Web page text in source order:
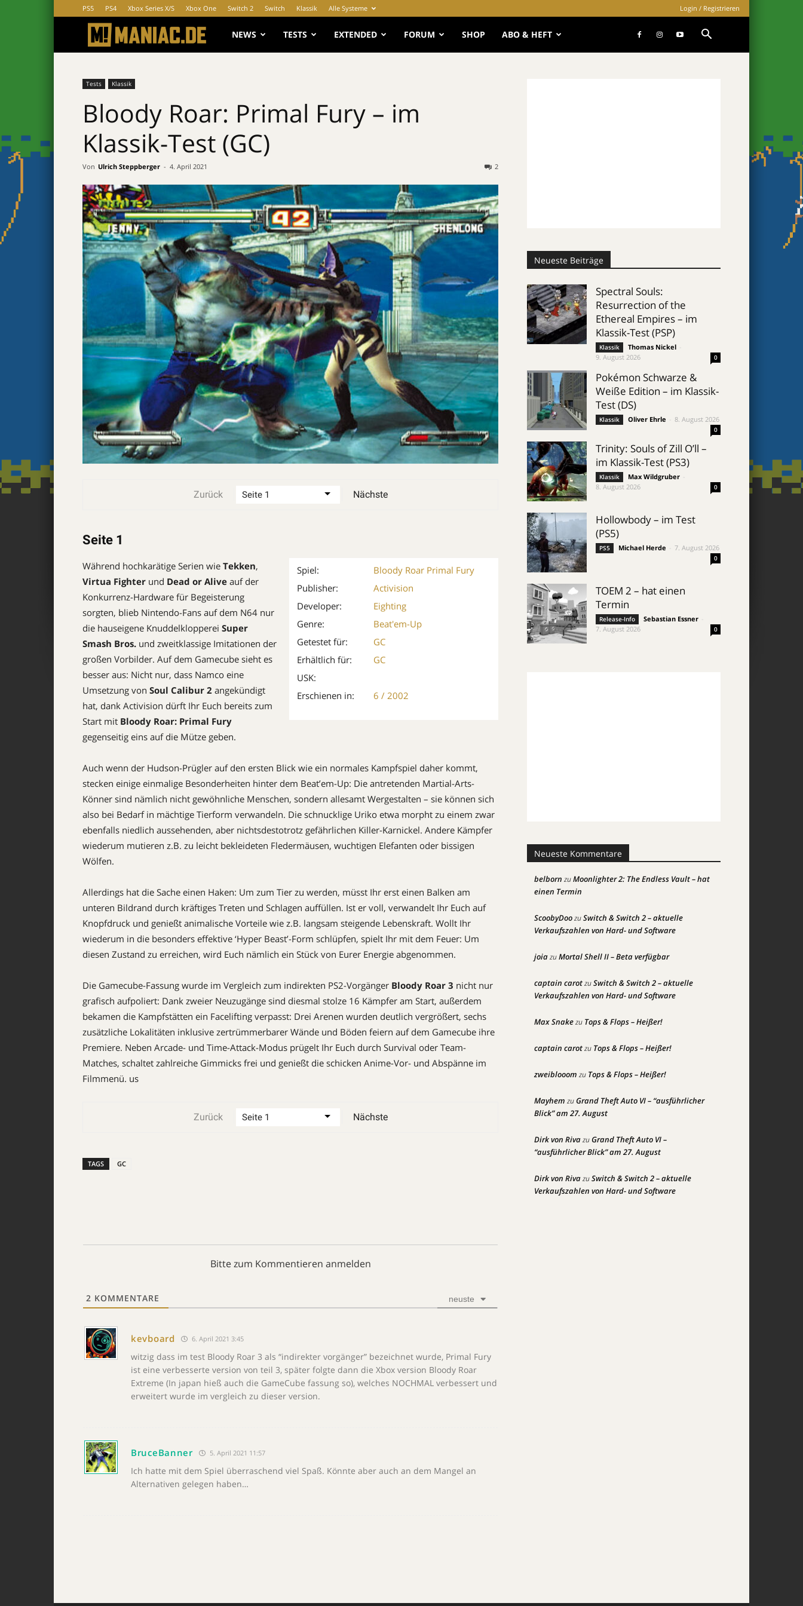
PS5 PS4 Xbox Series X/S Xbox One Switch 2 Switch Klassik Alle Systeme Login / Registrieren
MANIAC.de
NEWS TESTS EXTENDED FORUM SHOP ABO & HEFT
Tests Klassik
Bloody Roar: Primal Fury – im
Klassik-Test (GC)
Von Ulrich Steppberger - 4. April 2021 2
Zurück Nächste
Seite 1
Spiel:
Bloody Roar Primal Fury
Publisher:
Activision
Developer:
Eighting
Genre:
Beat'em-Up
Getestet für:
GC
Erhältlich für:
GC
USK:
Erschienen in:
6 / 2002
Während hochkarätige Se­rien wie Tekken,
Virtua Fighter und Dead or Alive auf der
Konkurrenz-Hardware für Begeisterung
sorgten, blieb Nintendo-Fans auf dem N64 nur
die hauseigene Knuddelklopperei Super
Smash Bros. und zweitklassige Imitati­o­nen der
großen Vorbilder. Auf dem Game­cube sieht es
besser aus: Nicht nur, dass Namco eine
Umsetzung von Soul Calibur 2 angekündigt
hat, dank Activision dürft Ihr Euch bereits zum
Start mit Bloody Roar: Primal Fury
gegenseitig eins auf die Mütze geben.
Auch wenn der Hudson-Prügler auf den ersten Blick wie ein normales Kampf­spiel daher kommt,
stecken einige einmalige Besonderheiten hinter dem Beat’em-Up: Die antretenden Martial-Arts-
Könner sind nämlich nicht gewöhnliche Menschen, sondern allesamt Wer­gestalten – sie können sich
also bei Be­darf in mächtige Tierform verwandeln. Die schnucklige Uriko etwa morpht zu einem zwar
ebenfalls niedlich aussehenden, aber nichtsdestotrotz gefährlichen Killer-Karnickel. Andere Kämpfer
wiederum mutieren z.B. zu leicht bekleideten Fledermäusen, wuchtigen Elefanten oder bissigen
Wölfen.
Allerdings hat die Sache einen Haken: Um zum Tier zu werden, müsst Ihr erst einen Balken am
unteren Bildrand durch kräftiges Treten und Schlagen auffüllen. Ist er voll, verwandelt Ihr Euch auf
Knopf­druck und genießt animalische Vorteile wie z.B. langsam steigende Lebenskraft. Wollt Ihr
wiederum in die besonders effektive ‘Hyper Beast’-Form schlüpfen, spielt Ihr mit dem Feuer: Um
diesen Zustand zu erreichen, wird Euch nämlich ein Stück von Eurer Energie abgenommen.
Die Gamecube-Fassung wurde im Vergleich zum indirekten PS2-Vorgänger Bloody Roar 3 nicht nur
grafisch aufpoliert: Dank zweier Neuzugänge sind diesmal stolze 16 Kämpfer am Start, außerdem
bekamen die Kampfstätten ein Facelifting verpasst: Drei Arenen wurden deutlich vergrößert, sechs
zusätzliche Lokalitäten inklusive zertrümmerbarer Wände und Böden feiern auf dem Gamecube ihre
Premiere. Neben Arcade- und Time-Attack-Modus prügelt Ihr Euch durch Survival oder Team-
Matches, schal­tet zahlreiche Gimmicks frei und genießt die schicken Anime-Vor- und Abspänne im
Filmmenü. us
Zurück Nächste
TAGS GC
Bitte zum Kommentieren anmelden
2 KOMMENTARE neuste
kevboard 6. April 2021 3:45
witzig dass im test Bloody Roar 3 als “indirekter vorgänger” bezeichnet wurde, Primal Fury
ist eine verbesserte version von teil 3, später folgte dann die Xbox version Bloody Roar
Extreme (In japan hieß auch die GameCube fassung so), welches NOCHMAL verbessert und
erweitert wurde im vergleich zu dieser version.
BruceBanner 5. April 2021 11:57
Ich hatte mit dem Spiel überraschend viel Spaß. Könnte aber auch an dem Mangel an
Alternativen gelegen haben…
Neueste Beiträge
Spectral Souls:
Resurrection of the
Ethereal Empires – im
Klassik-Test (PSP)
Klassik Thomas Nickel
9. August 2026
0
Pokémon Schwarze &
Weiße Edition – im Klassik-
Test (DS)
Klassik Oliver Ehrle 8. August 2026
0
Trinity: Souls of Zill O’ll –
im Klassik-Test (PS3)
Klassik Max Wildgruber
8. August 2026
0
Hollowbody – im Test
(PS5)
PS5 Michael Herde 7. August 2026
0
TOEM 2 – hat einen
Termin
Release-Info Sebastian Essner
7. August 2026
0
Neueste Kommentare
belborn zuMoonlighter 2: The Endless Vault – hat
einen Termin
ScoobyDoozuSwitch & Switch 2 – aktuelle
Verkaufszahlen von Hard- und Software
joiazuMortal Shell II – Beta verfügbar
captain carotzuSwitch & Switch 2 – aktuelle
Verkaufszahlen von Hard- und Software
Max Snakezu Tops & Flops – Heißer!
captain carotzu Tops & Flops – Heißer!
zweiblooom zu Tops & Flops – Heißer!
Mayhem zuGrand Theft Auto VI – “ausführlicher
Blick” am 27. August
Dirk von RivazuGrand Theft Auto VI –
“ausführlicher Blick” am 27. August
Dirk von RivazuSwitch & Switch 2 – aktuelle
Verkaufszahlen von Hard- und Software